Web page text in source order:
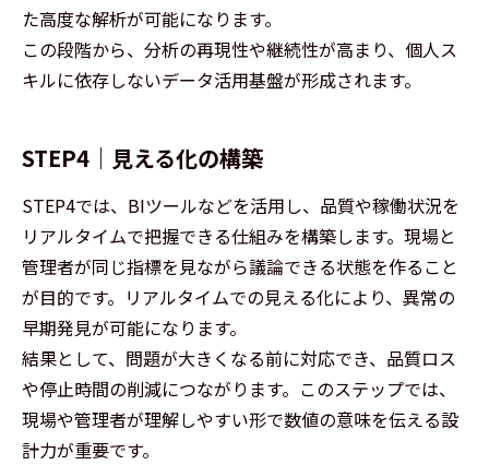
た高度な解析が可能になります。
この段階から、分析の再現性や継続性が高まり、個人ス
キルに依存しないデータ活用基盤が形成されます。
STEP4｜見える化の構築
STEP4では、BIツールなどを活用し、品質や稼働状況を
リアルタイムで把握できる仕組みを構築します。現場と
管理者が同じ指標を見ながら議論できる状態を作ること
が目的です。リアルタイムでの見える化により、異常の
早期発見が可能になります。
結果として、問題が大きくなる前に対応でき、品質ロス
や停止時間の削減につながります。このステップでは、
現場や管理者が理解しやすい形で数値の意味を伝える設
計力が重要です。